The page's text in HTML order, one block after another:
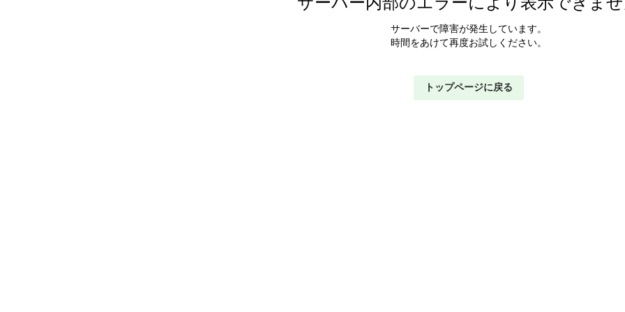
サーバーで障害が発生しています。
時間をあけて再度お試しください。
トップページに戻る